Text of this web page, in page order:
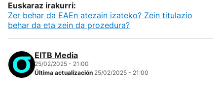
Euskaraz irakurri:
Zer behar da EAEn atezain izateko? Zein titulazio
behar da eta zein da prozedura?
EITB Media
25/02/2025 - 21:00
Última actualización 25/02/2025 - 21:00